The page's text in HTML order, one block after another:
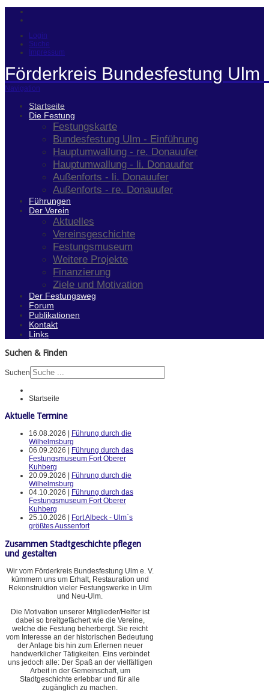
Login
Suche
Impressum
Förderkreis Bundesfestung Ulm
Navigation
Startseite
Die Festung
Festungskarte
Bundesfestung Ulm - Einführung
Hauptumwallung - re. Donauufer
Hauptumwallung - li. Donauufer
Außenforts - li. Donauufer
Außenforts - re. Donauufer
Führungen
Der Verein
Aktuelles
Vereinsgeschichte
Festungsmuseum
Weitere Projekte
Finanzierung
Ziele und Motivation
Der Festungsweg
Forum
Publikationen
Kontakt
Links
Suchen & Finden
Suchen
Startseite
Aktuelle Termine
16.08.2026 |
Führung durch die
Wilhelmsburg
06.09.2026 |
Führung durch das
Festungsmuseum Fort Oberer
Kuhberg
20.09.2026 |
Führung durch die
Wilhelmsburg
04.10.2026 |
Führung durch das
Festungsmuseum Fort Oberer
Kuhberg
25.10.2026 |
Fort Albeck - Ulm`s
größtes Aussenfort
Zusammen Stadtgeschichte pflegen
und gestalten
Wir vom Förderkreis Bundesfestung Ulm e. V.
kümmern uns um Erhalt, Restauration und
Rekonstruktion vieler Festungswerke in Ulm
und Neu-Ulm.
Die Motivation unserer Mitglieder/Helfer ist
dabei so breitgefächert wie die Vereine,
welche die Festung beherbergt. Sie reicht
vom Interesse an der historischen Bedeutung
der Anlage bis hin zum Erlernen neuer
handwerklicher Tätigkeiten. Eins verbindet
uns jedoch alle: Der Spaß an der vielfältigen
Arbeit in der Gemeinschaft, um
Stadtgeschichte erlebbar und für alle
zugänglich zu machen.